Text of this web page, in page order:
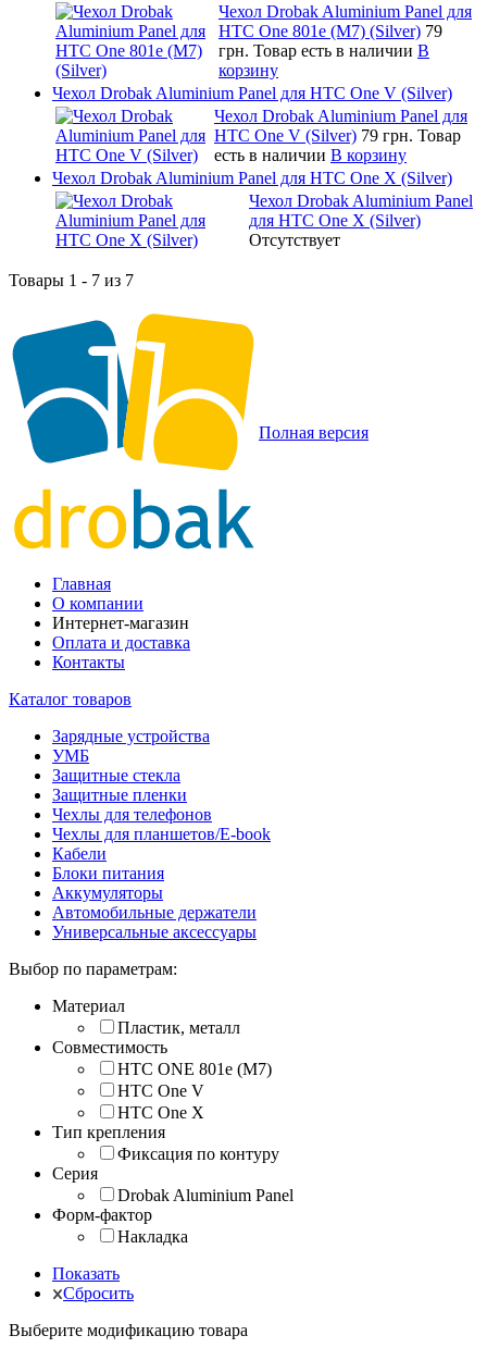
Чехол Drobak Aluminium Panel для
HTC One 801e (M7) (Silver) 79
грн. Товар есть в наличии В
корзину
Чехол Drobak Aluminium Panel для HTC One V (Silver)
Чехол Drobak Aluminium Panel для
HTC One V (Silver) 79 грн. Товар
есть в наличии В корзину
Чехол Drobak Aluminium Panel для HTC One X (Silver)
Чехол Drobak Aluminium Panel
для HTC One X (Silver)
Отсутствует
Товары 1 - 7 из 7
Полная версия
Главная
О компании
Интернет-магазин
Оплата и доставка
Контакты
Каталог товаров
Зарядные устройства
УМБ
Защитные стекла
Защитные пленки
Чехлы для телефонов
Чехлы для планшетов/E-book
Кабели
Блоки питания
Аккумуляторы
Автомобильные держатели
Универсальные аксессуары
Выбор по параметрам:
Материал
Пластик, металл
Совместимость
HTC ONE 801e (M7)
HTC One V
HTC One X
Тип крепления
Фиксация по контуру
Серия
Drobak Aluminium Panel
Форм-фактор
Накладка
Показать
Сбросить
Выберите модификацию товара